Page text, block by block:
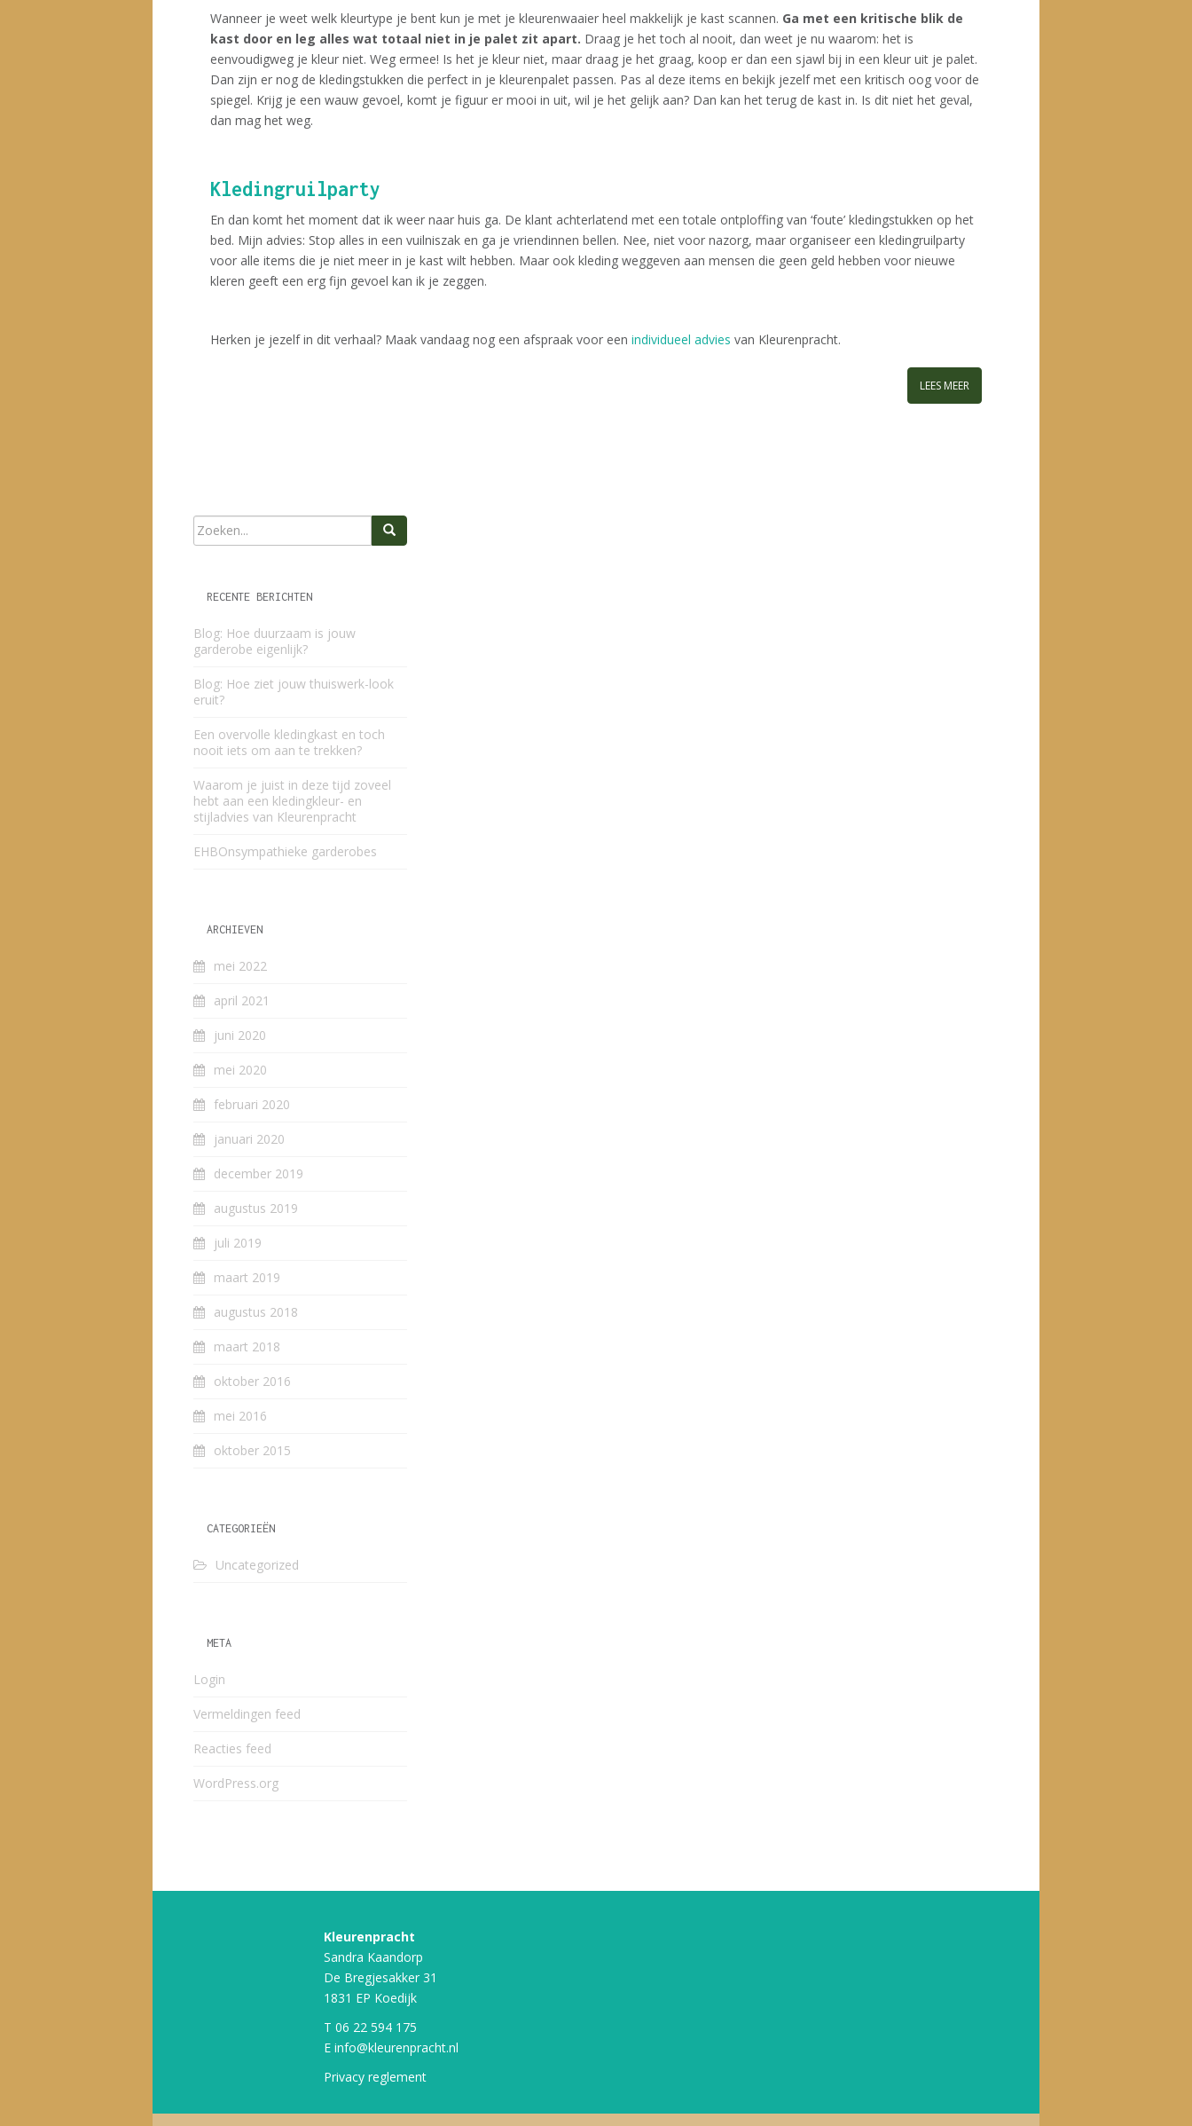
Wanneer je weet welk kleurtype je bent kun je met je kleurenwaaier heel makkelijk je kast scannen. Ga met een kritische blik de
kast door en leg alles wat totaal niet in je palet zit apart. Draag je het toch al nooit, dan weet je nu waarom: het is
eenvoudigweg je kleur niet. Weg ermee! Is het je kleur niet, maar draag je het graag, koop er dan een sjawl bij in een kleur uit je palet.
Dan zijn er nog de kledingstukken die perfect in je kleurenpalet passen. Pas al deze items en bekijk jezelf met een kritisch oog voor de
spiegel. Krijg je een wauw gevoel, komt je figuur er mooi in uit, wil je het gelijk aan? Dan kan het terug de kast in. Is dit niet het geval,
dan mag het weg.
Kledingruilparty
En dan komt het moment dat ik weer naar huis ga. De klant achterlatend met een totale ontploffing van ‘foute’ kledingstukken op het
bed. Mijn advies: Stop alles in een vuilniszak en ga je vriendinnen bellen. Nee, niet voor nazorg, maar organiseer een kledingruilparty
voor alle items die je niet meer in je kast wilt hebben. Maar ook kleding weggeven aan mensen die geen geld hebben voor nieuwe
kleren geeft een erg fijn gevoel kan ik je zeggen.
Herken je jezelf in dit verhaal? Maak vandaag nog een afspraak voor een individueel advies van Kleurenpracht.
LEES MEER
RECENTE BERICHTEN
Blog: Hoe duurzaam is jouw
garderobe eigenlijk?
Blog: Hoe ziet jouw thuiswerk-look
eruit?
Een overvolle kledingkast en toch
nooit iets om aan te trekken?
Waarom je juist in deze tijd zoveel
hebt aan een kledingkleur- en
stijladvies van Kleurenpracht
EHBOnsympathieke garderobes
ARCHIEVEN
mei 2022
april 2021
juni 2020
mei 2020
februari 2020
januari 2020
december 2019
augustus 2019
juli 2019
maart 2019
augustus 2018
maart 2018
oktober 2016
mei 2016
oktober 2015
CATEGORIEËN
Uncategorized
META
Login
Vermeldingen feed
Reacties feed
WordPress.org
Kleurenpracht
Sandra Kaandorp
De Bregjesakker 31
1831 EP Koedijk
T 06 22 594 175
E info@kleurenpracht.nl
Privacy reglement